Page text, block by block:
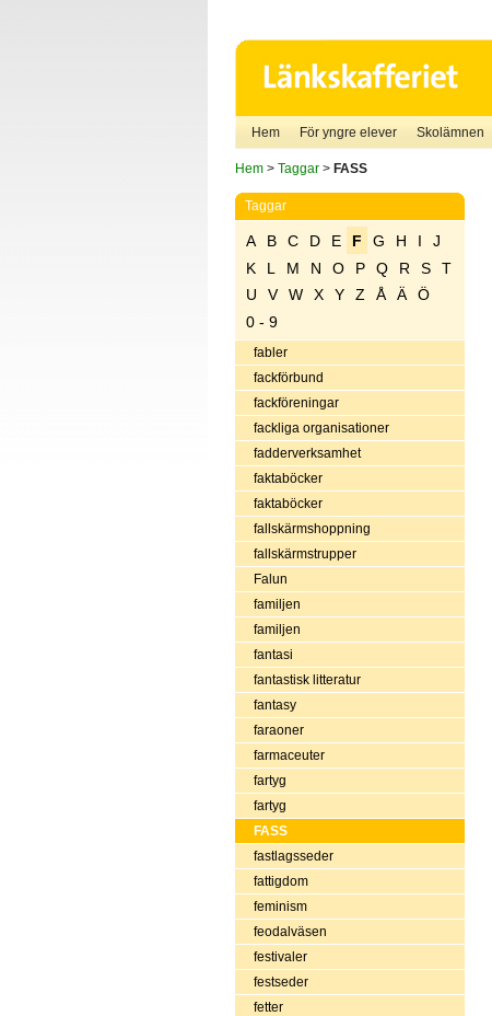
Hem För yngre elever Skolämnen
Hem> Taggar> FASS
Taggar
A B C D E F G H I
J
K
L M N O P Q R S
T
U
V W X Y Z Å Ä
Ö
0 - 9
fabler
fackförbund
fackföreningar
fackliga organisationer
fadderverksamhet
faktaböcker
faktaböcker
fallskärmshoppning
fallskärmstrupper
Falun
familjen
familjen
fantasi
fantastisk litteratur
fantasy
faraoner
farmaceuter
fartyg
fartyg
FASS
fastlagsseder
fattigdom
feminism
feodalväsen
festivaler
festseder
fetter